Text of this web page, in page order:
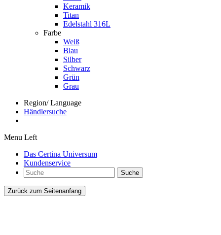
Keramik
Titan
Edelstahl 316L
Farbe
Weiß
Blau
Silber
Schwarz
Grün
Grau
Region/ Language
Händlersuche
Menu Left
Das Certina Universum
Kundenservice
Suche
Zurück zum Seitenanfang